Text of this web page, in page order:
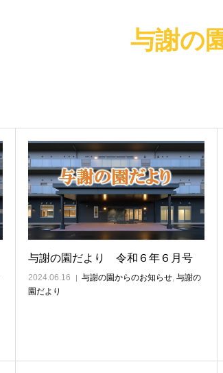
与謝の
与謝の園だより 令和６年６月号
2024.06.16 与謝の園からのお知らせ, 与謝の
園だより